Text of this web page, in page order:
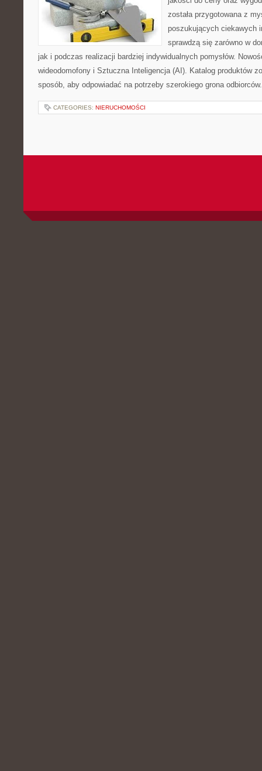
została przygotowana z
poszukujących ciekawych
sprawdzą się zarówno w
jak i podczas realizacji bardziej indywidualnych pomysłów.
wideodomofony i Sztuczna Inteligencja (AI). Katalog produktów
sposób, aby odpowiadać na potrzeby szerokiego grona
CATEGORIES: NIERUCHOMOŚCI